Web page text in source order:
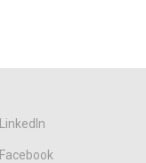
LinkedIn
Facebook